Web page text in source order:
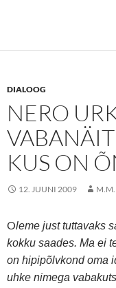
DIALOOG
NERO
KUS ON
12. JUUNI 2009 M.M.
Oleme just tuttavaks
kokku saades. Ma ei
on hipipõlvkond oma
uhke nimega